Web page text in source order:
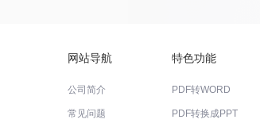
网站导航
公司简介
常见问题
特色功能
PDF转WORD
PDF转换成PPT